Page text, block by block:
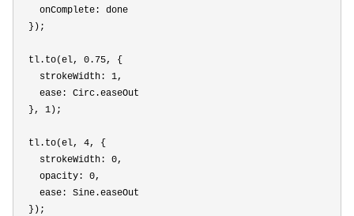
    onComplete: done
  });
  tl.to(el,
0.75, {
    strokeWidth:
1,
    ease: Circ.easeOut
  },
1);
  tl.to(el,
4, {
    strokeWidth:
0,
    opacity:
0,
    ease: Sine.easeOut
  });